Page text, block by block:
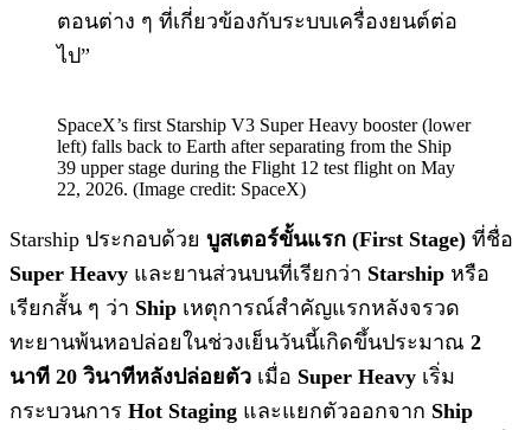
ตอนต่าง ๆ ที่เกี่ยวข้องกับระบบเครื่องยนต์ต่อ
ไป”
SpaceX’s first Starship V3 Super Heavy booster (lower
left) falls back to Earth after separating from the Ship
39 upper stage during the Flight 12 test flight on May
22, 2026. (Image credit: SpaceX)
Starship ประกอบด้วย บูสเตอร์ขั้นแรก (First Stage) ที่ชื่อ
Super Heavy และยานส่วนบนที่เรียกว่า Starship หรือ
เรียกสั้น ๆ ว่า Ship เหตุการณ์สำคัญแรกหลังจรวด
ทะยานพ้นหอปล่อยในช่วงเย็นวันนี้เกิดขึ้นประมาณ 2
นาที 20 วินาทีหลังปล่อยตัว เมื่อ Super Heavy เริ่ม
กระบวนการ Hot Staging และแยกตัวออกจาก Ship